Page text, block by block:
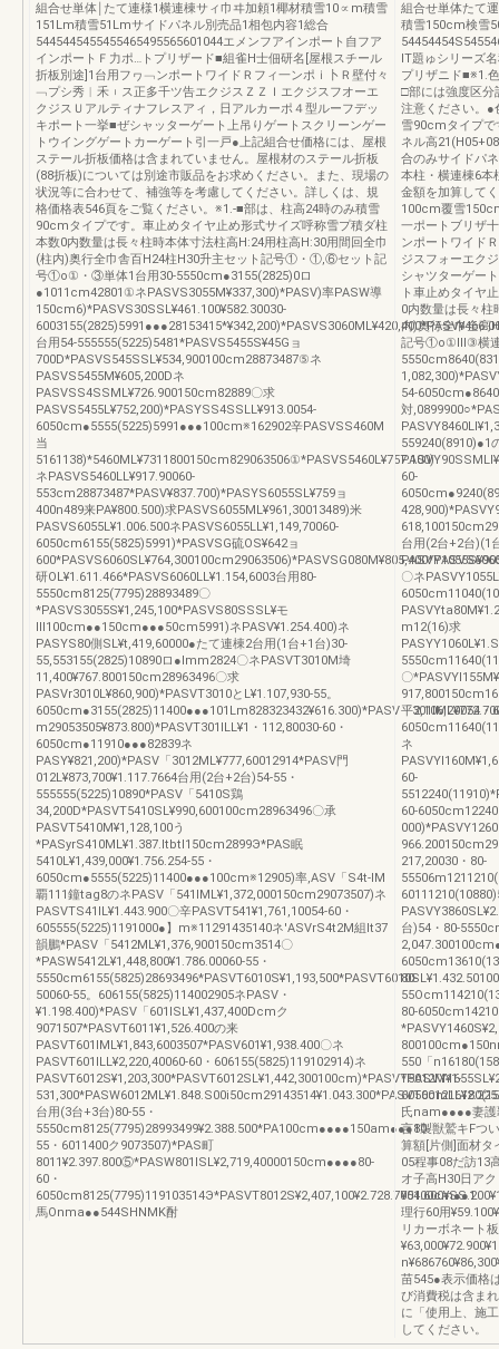
組合せ単体￨たて連様1横連棟サィ巾ヰ加頼1椰材積雪10∝m積雪
151Lm積雪51Lmサイドパネル別売品1相包内容1総合
5445445455455465495565601044エメンフアインポート自フア
インポートＦ力ポ…トプリザード■組雀H士佃研名[屋根スチール
折板別途]1台用フヮ﹁ンポートワイドＲフィ一ンポｉ卜Ｒ壁付々
﹁プシ秀︱禾︲ス正多千ツ告エクジスＺＺＩエクジスフオーエ
クジスＵアルティナフレスアィ，日アルカーポ４型ルーフデッ
キポート一挙■ぜシャッターゲート上吊りゲートスクリーンゲー
トウイングゲートカーゲート引一戸●上記組合せ価格には、屋根
ステール折板価格は含まれていません。屋根材のステール折板
(88折板)については別途市販品をお求めください。また、現場の
状況等に合わせて、補強等を考慮してください。詳しくは、規
格価格表546頁をご覧ください。※1.‐■部は、柱高24時のみ積雪
90cmタイプです。車止めタイヤ止め形式サイズ呼称雪プ積ダ柱
本数0内数量は長々柱時本体寸法柱高H:24用柱高H:30用間回全巾
(柱内)奥行全巾舎百H24柱H30升主セット記号①・①,⑥セット記
号①o①・③単体1台用30-5550cm●3155(2825)0ロ
●1011cm42801①ネPASVS3055M¥337,300)*PASV)率PASW導
150cm6)*PASVS30SSL¥461.100¥582.30030-
台用54-555555(5225)5481*PASVS5455S¥45Gョ
700D*PASVS545SSL¥534,900100cm28873487⑤ネ
PASVS5455M¥605,200Dネ
PASVSS4SSML¥726.900150cm82889〇求
PASVS5455L¥752,200)*PASYSS4SSLL¥913.0054-
6050cm●5555(5225)5991●●●100cm※162902辛PASVSS460M
当
5161138)*5460ML¥7311800150cm829063506①*PASVS5460L¥757.100)
ネPASVS5460LL¥917.90060-
553cm28873487*PASV¥837.700)*PASYS6055SL¥759ョ
400n489来PA¥800.500)求PASVS6055ML¥961,30013489)米
PASVS6055L¥1.006.500ネPASVS6055LL¥1,149,70060-
6050cm6155(5825)5991)*PASVSG硫OS¥642ョ
研OL¥1.611.466*PASVS6060LL¥1.154,6003台用80-
5550cm8125(7795)28893489〇
*PASVS3055S¥1,245,100*PASVS80SSSL¥モ
Ⅲ100cm●●150cm●●●50cm5991)ネPASV¥1.254.400)ネ
PASYS80側SL¥t,419,60000●たて連棟2台用(1台+1台)30-
55,553155(2825)10890ロ●lmm2824〇ネPASVT3010M埼
11,400¥767.800150cm28963496〇求
PASVr3010L¥860,900)*PASVT3010とL¥1.107,930-55。
6050cm●3155(2825)11400●●●101Lm828323432¥616.300)*PASV「
m29053505¥873.800)*PASVT301lLL¥1・112,80030-60・
6050cm●11910●●●82839ネ
PASY¥821,200)*PASV「3012ML¥777,60012914*PASV門
012L¥873,700¥1.117.7664台用(2台+2台)54-55・
555555(5225)10890*PASV「5410S鶏
34,200D*PASVT5410SL¥990,600100cm28963496〇承
PASVT5410M¥1,128,100う
*PASyrS410ML¥1.387.ltbtl150cm2899Э*PAS眠
5410L¥1,439,000¥1.756.254-55・
6050cm●5555(5225)11400●●●100cm※12905)率,ASV「S4t‐lM
覇111鐘tag8のネPASV「541lML¥1,372,000150cm29073507)ネ
PASVTS41lL¥1.443.900〇辛PASVT541¥1,761,10054-60・
605555(5225)1191000●】m※11291435140ネ'ASVrS4t2M組lt37
韻鵬*PASV「5412ML¥1,376,900150cm3514〇
*PASW5412L¥1,448,800¥1.786.00060-55・
50060-55。606155(5825)114002905ネPASV・
¥1.198.400)*PASV「601lSL¥1,437,400Dcmク
9071507*PASVT6011¥1,526.400の来
PASVT601lML¥1,843,6003507*PASV601¥1,938.400〇ネ
PASVT601lLL¥2,220,40060-60・606155(5825)119102914)ネ
PASVT6012S¥1,203,300*PASVT6012SL¥1,442,300100cm)*PASVT5012M¥1‐
台用(3台+3台)80-55・
5550cm8125(7795)28993499¥2.388.500*PA100cm●●●●150am●●●80-
55・6011400ク9073507)*PAS町
8011¥2.397.800⑤*PASW801lSL¥2,719,40000150cm●●●●80-
60・
6050cm8125(7795)119103514Э*PASVT8012S¥2,407,100¥2.728.700100cm●●1
馬Onma●●544SHNMK酎
組合せ単体たて
積雪150cm検雪
IT題ゅシリーズ
プリザニド■※1.
□部には強度区分
注意ください。
雪90cmタイプで
ネル高
合のみサイドパ
本柱・横連棟6本
金額を加算して
100cm覆雪
一ポートブリザ
ンポートワイド
ジスフォーエク
シャツターゲー
ト車止めタイヤ
0内数量は長々柱
内)奥行全巾全
記号①o①Ⅲ③横連
54-
対
559240(8910)●1
60-
台用(2台+2台)(1
〇ネ
m12(16)求
〇
平2,106,20054・
ネ
60-
60-
217,20030・80-
台)54・80-
80-
80-
550「
氏nam●●●●妻護
言1製獣鷲キFつ
算額[片側]面材タ
05程事08だ訪13
オ子高H30日ア
理行60用
リカーボネート
苗545●表示価格
び消費税は含ま
に「使用上、施
してください。